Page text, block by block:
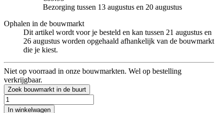
Bezorging tussen 13 augustus en 20 augustus
Ophalen in de bouwmarkt
Dit artikel wordt voor je besteld en kan tussen 21 augustus en
26 augustus worden opgehaald afhankelijk van de bouwmarkt
die je kiest.
Niet op voorraad in onze bouwmarkten. Wel op bestelling
verkrijgbaar.
Zoek bouwmarkt in de buurt
In winkelwagen